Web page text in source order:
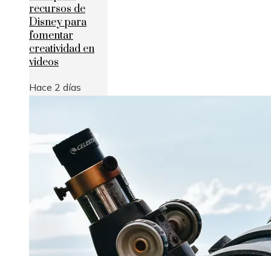
recursos de
Disney para
fomentar
creatividad en
videos
Hace 2 días